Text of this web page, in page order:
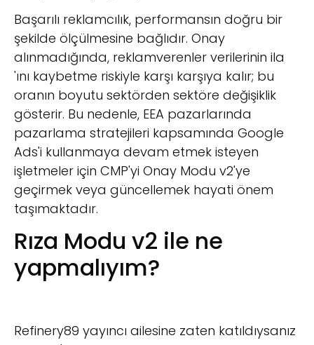
Başarılı reklamcılık, performansın doğru bir
şekilde ölçülmesine bağlıdır. Onay
alınmadığında, reklamverenler verilerinin ila
'ını kaybetme riskiyle karşı karşıya kalır; bu
oranın boyutu sektörden sektöre değişiklik
gösterir. Bu nedenle, EEA pazarlarında
pazarlama stratejileri kapsamında Google
Ads'i kullanmaya devam etmek isteyen
işletmeler için CMP'yi Onay Modu v2'ye
geçirmek veya güncellemek hayati önem
taşımaktadır.
Rıza Modu v2 ile ne
yapmalıyım?
Refinery89 yayıncı ailesine zaten katıldıysanız